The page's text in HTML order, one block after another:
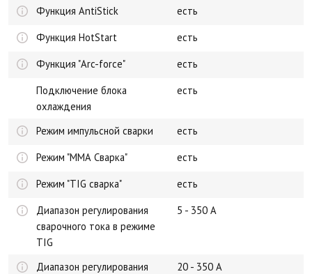
Функция AntiStick
есть
Функция HotStart
есть
Функция "Arc-force"
есть
Подключение блока
охлаждения
есть
Режим импульсной сварки
есть
Режим "ММА Сварка"
есть
Режим "TIG сварка"
есть
Диапазон регулирования
сварочного тока в режиме
TIG
5 - 350 А
Диапазон регулирования
20 - 350 А